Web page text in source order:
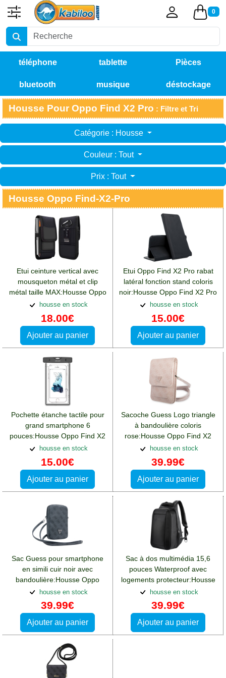
0
téléphone tablette Pièces
détachées
bluetooth musique déstockage
Housse Pour Oppo Find X2 Pro : Filtre et Tri
Catégorie : Housse
Couleur : Tout
Prix : Tout
Housse Oppo Find-X2-Pro
Etui ceinture vertical avec
mousqueton métal et clip
métal taille MAX:Housse Oppo
Find X2 Pro
housse en stock
18.00€
Ajouter au panier
Etui Oppo Find X2 Pro rabat
latéral fonction stand coloris
noir:Housse Oppo Find X2 Pro
housse en stock
15.00€
Ajouter au panier
Pochette étanche tactile pour
grand smartphone 6
pouces:Housse Oppo Find X2
Pro
housse en stock
15.00€
Ajouter au panier
Sacoche Guess Logo triangle
à bandoulière coloris
rose:Housse Oppo Find X2
Pro
housse en stock
39.99€
Ajouter au panier
Sac Guess pour smartphone
en simili cuir noir avec
bandoulière:Housse Oppo
Find X2 Pro
housse en stock
39.99€
Ajouter au panier
Sac à dos multimédia 15,6
pouces Waterproof avec
logements protecteur:Housse
Oppo Find X2 Pro
housse en stock
39.99€
Ajouter au panier